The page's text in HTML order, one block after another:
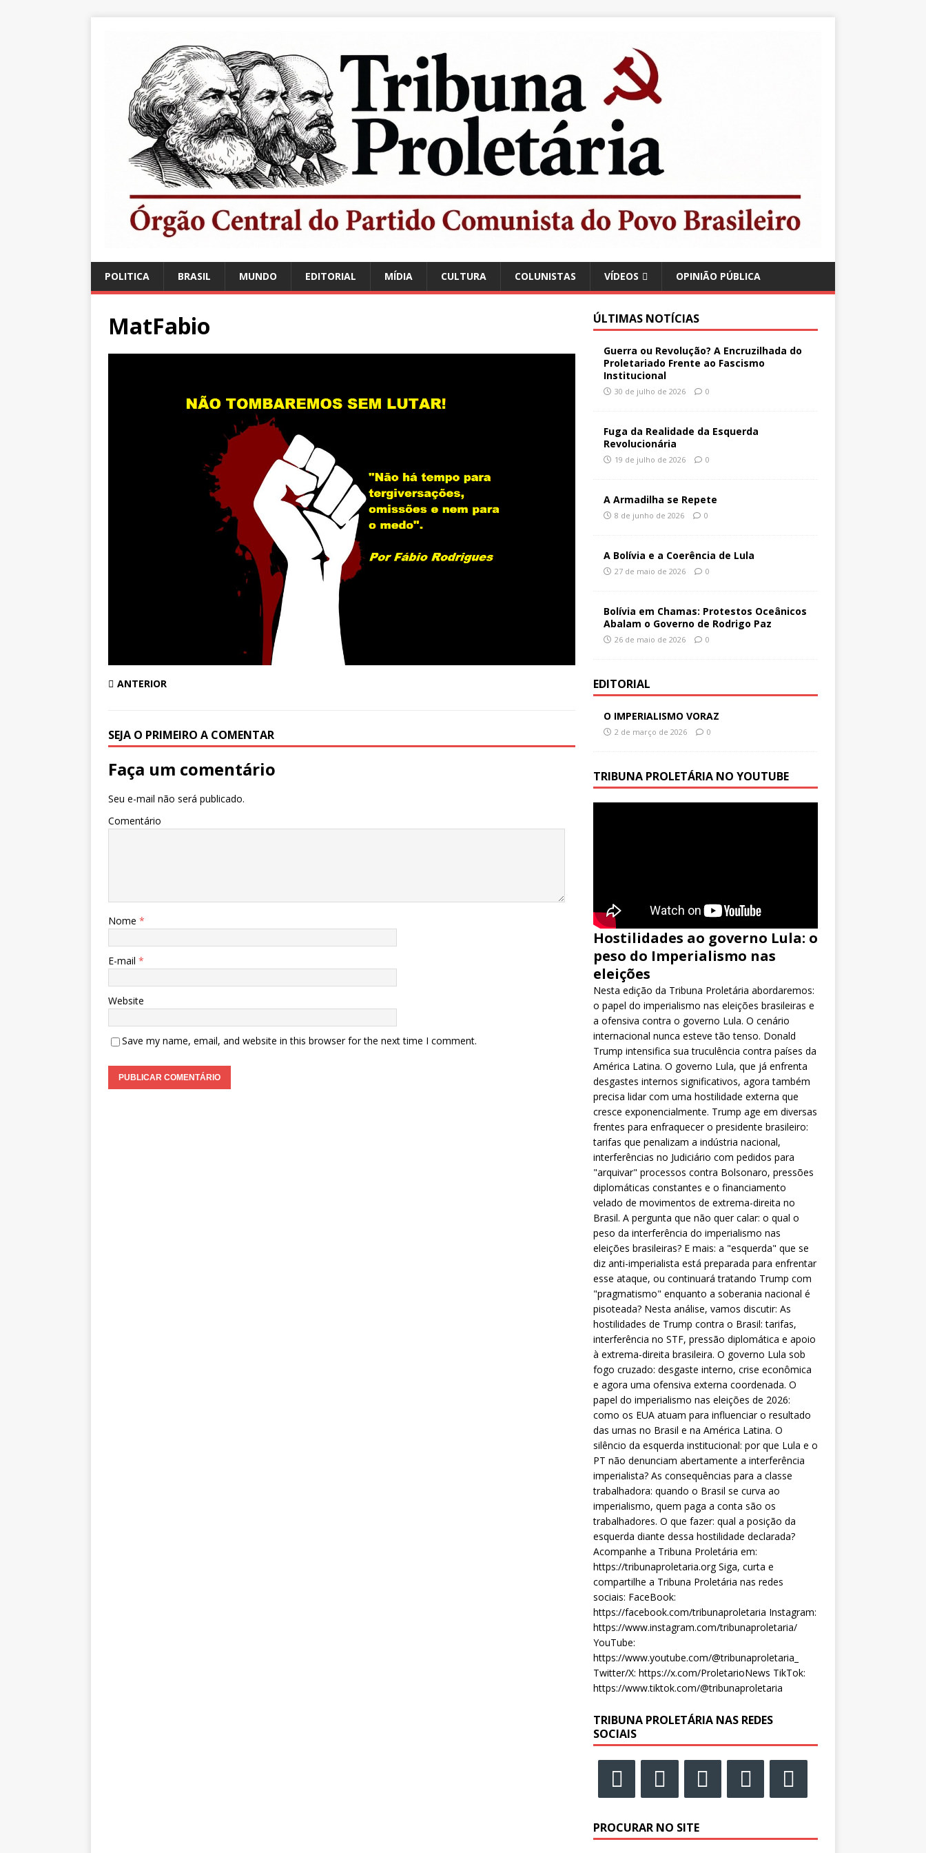
POLITICA BRASIL MUNDO EDITORIAL MÍDIA CULTURA COLUNISTAS VÍDEOS OPINIÃO PÚBLICA
MatFabio
ANTERIOR
SEJA O PRIMEIRO A COMENTAR
Faça um comentário
Seu e-mail não será publicado.
Comentário
Nome *
E-mail *
Website
Save my name, email, and website in this browser for the next time I comment.
ÚLTIMAS NOTÍCIAS
Guerra ou Revolução? A Encruzilhada do
Proletariado Frente ao Fascismo
Institucional
30 de julho de 2026 0
Fuga da Realidade da Esquerda
Revolucionária
19 de julho de 2026 0
A Armadilha se Repete
8 de junho de 2026 0
A Bolívia e a Coerência de Lula
27 de maio de 2026 0
Bolívia em Chamas: Protestos Oceânicos
Abalam o Governo de Rodrigo Paz
26 de maio de 2026 0
EDITORIAL
O IMPERIALISMO VORAZ
2 de março de 2026 0
TRIBUNA PROLETÁRIA NO YOUTUBE
Hostilidades ao governo Lula: o
peso do Imperialismo nas
eleições
Nesta edição da Tribuna Proletária abordaremos:
o papel do imperialismo nas eleições brasileiras e
a ofensiva contra o governo Lula. O cenário
internacional nunca esteve tão tenso. Donald
Trump intensifica sua truculência contra países da
América Latina. O governo Lula, que já enfrenta
desgastes internos significativos, agora também
precisa lidar com uma hostilidade externa que
cresce exponencialmente. Trump age em diversas
frentes para enfraquecer o presidente brasileiro:
tarifas que penalizam a indústria nacional,
interferências no Judiciário com pedidos para
"arquivar" processos contra Bolsonaro, pressões
diplomáticas constantes e o financiamento
velado de movimentos de extrema-direita no
Brasil. A pergunta que não quer calar: o qual o
peso da interferência do imperialismo nas
eleições brasileiras? E mais: a "esquerda" que se
diz anti-imperialista está preparada para enfrentar
esse ataque, ou continuará tratando Trump com
"pragmatismo" enquanto a soberania nacional é
pisoteada? Nesta análise, vamos discutir: As
hostilidades de Trump contra o Brasil: tarifas,
interferência no STF, pressão diplomática e apoio
à extrema-direita brasileira. O governo Lula sob
fogo cruzado: desgaste interno, crise econômica
e agora uma ofensiva externa coordenada. O
papel do imperialismo nas eleições de 2026:
como os EUA atuam para influenciar o resultado
das urnas no Brasil e na América Latina. O
silêncio da esquerda institucional: por que Lula e o
PT não denunciam abertamente a interferência
imperialista? As consequências para a classe
trabalhadora: quando o Brasil se curva ao
imperialismo, quem paga a conta são os
trabalhadores. O que fazer: qual a posição da
esquerda diante dessa hostilidade declarada?
Acompanhe a Tribuna Proletária em:
https://tribunaproletaria.org Siga, curta e
compartilhe a Tribuna Proletária nas redes
sociais: FaceBook:
https://facebook.com/tribunaproletaria Instagram:
https://www.instagram.com/tribunaproletaria/
YouTube:
https://www.youtube.com/@tribunaproletaria_
Twitter/X: https://x.com/ProletarioNews TikTok:
https://www.tiktok.com/@tribunaproletaria
TRIBUNA PROLETÁRIA NAS REDES
SOCIAIS
PROCURAR NO SITE